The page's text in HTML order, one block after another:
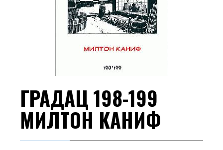
ГРАДАЦ 198-199
МИЛТОН КАНИФ